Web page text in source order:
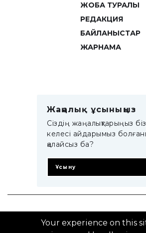
ЖОБА ТУРАЛЫ
РЕДАКЦИЯ
БАЙЛАНЫСТАР
ЖАРНАМА
Жаңалық ұсыныңыз
Сіздің жаңалықтарыңыз
келесі айдарымыз
қалайсыз ба?
Ұсыну
© 2014–2025 ZTB.KZ
Your experience on this